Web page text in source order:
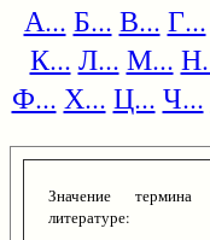
А... Б... В... Г...
К... Л... М...
Ф... Х... Ц... Ч...
Значение
литературе: